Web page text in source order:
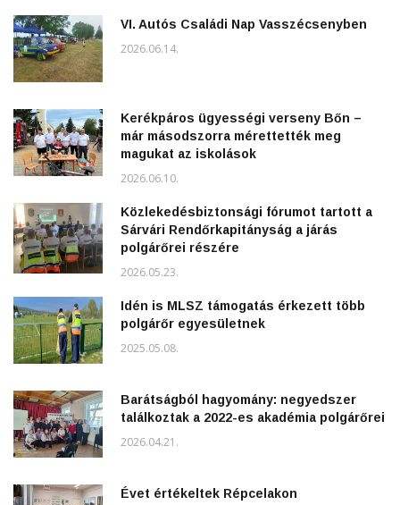
VI. Autós Családi Nap Vasszécsenyben
2026.06.14.
Kerékpáros ügyességi verseny Bőn –
már másodszorra mérettették meg
magukat az iskolások
2026.06.10.
Közlekedésbiztonsági fórumot tartott a
Sárvári Rendőrkapitányság a járás
polgárőrei részére
2026.05.23.
Idén is MLSZ támogatás érkezett több
polgárőr egyesületnek
2025.05.08.
Barátságból hagyomány: negyedszer
találkoztak a 2022-es akadémia polgárőrei
2026.04.21.
Évet értékeltek Répcelakon